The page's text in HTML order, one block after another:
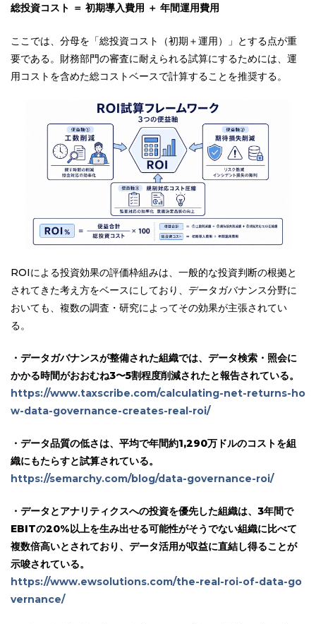
総投資コスト ＝ 初期導入費用 ＋ 年間運用費用
ここでは、分母を「総投資コスト（初期＋運用）」とする点が重
要である。財務部門の審査に耐えられる試算にするためには、運
用コストを含めた総コストベースで計算することを推奨する。
ROIによる投資効果の評価枠組みは、一般的な投資判断の根拠と
されてきた考え方をベースにしており、データガバナンス分野に
おいても、複数の調査・研究によってその効果が主張されてい
る。
・データガバナンスが整備された組織では、データ検索・照会に
かかる時間がおおむね3〜5割程度削減されたと報告されている。
https://www.taxscribe.com/calculating-net-returns-ho
w-data-governance-creates-real-roi/
・データ品質の低さは、平均で年間約1,290万ドルのコストを組
織にもたらすと試算されている。
https://semarchy.com/blog/data-governance-roi/
・データとアナリティクスへの投資を優先した組織は、3年間で
EBITの20%以上を生み出せる可能性がそうでない組織に比べて
複数倍高いとされており、データ活用が収益に直結し得ることが
示唆されている。
https://www.ewsolutions.com/the-real-roi-of-data-go
vernance/